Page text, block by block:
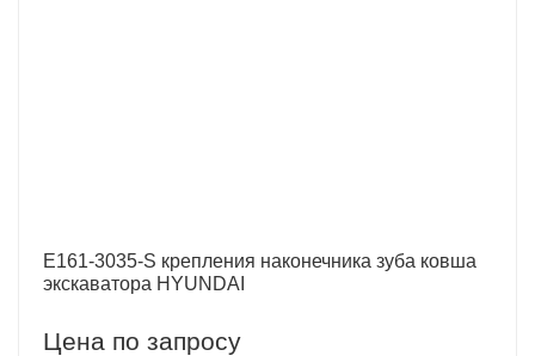
E161-3035-S крепления наконечника зуба ковша
экскаватора HYUNDAI
Цена по запросу